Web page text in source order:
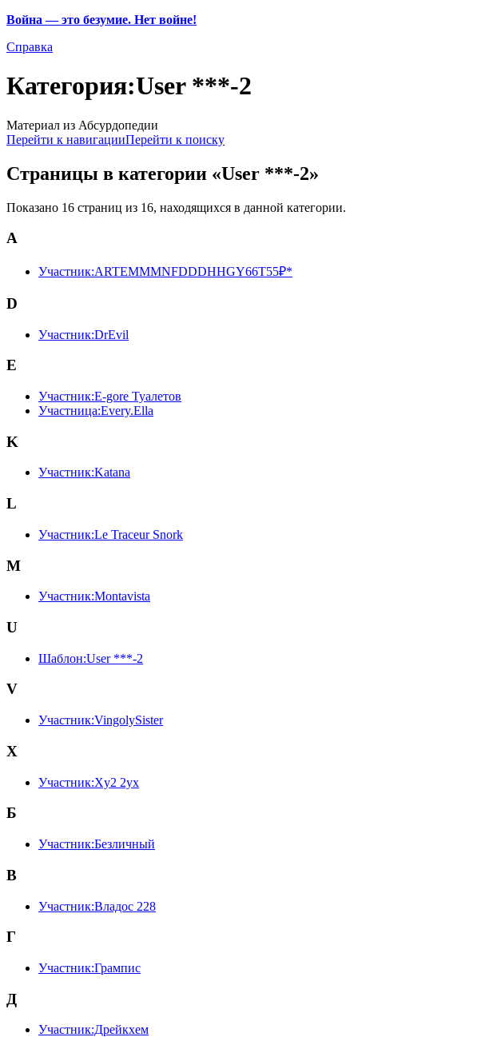
Война — это безумие. Нет войне!
Справка
Категория:User ***-2
Материал из Абсурдопедии
Перейти к навигацииПерейти к поиску
Страницы в категории «User ***-2»
Показано 16 страниц из 16, находящихся в данной категории.
A
Участник:ARTEMMMNFDDDHHGY66T55₽*
D
Участник:DrEvil
E
Участник:E-gore Туалетов
Участница:Every.Ella
K
Участник:Katana
L
Участник:Le Traceur Snork
M
Участник:Montavista
U
Шаблон:User ***-2
V
Участник:VingolySister
X
Участник:Xy2 2yx
Б
Участник:Безличный
В
Участник:Владос 228
Г
Участник:Грампис
Д
Участник:Дрейкхем